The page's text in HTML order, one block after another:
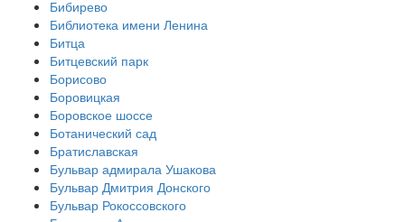
Бибирево
Библиотека имени Ленина
Битца
Битцевский парк
Борисово
Боровицкая
Боровское шоссе
Ботанический сад
Братиславская
Бульвар адмирала Ушакова
Бульвар Дмитрия Донского
Бульвар Рокоссовского